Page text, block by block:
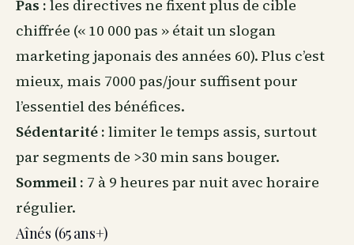
Pas : les directives ne fixent plus de cible
chiffrée (« 10 000 pas » était un slogan
marketing japonais des années 60). Plus c’est
mieux, mais 7000 pas/jour suffisent pour
l’essentiel des bénéfices.
Sédentarité : limiter le temps assis, surtout
par segments de >30 min sans bouger.
Sommeil : 7 à 9 heures par nuit avec horaire
régulier.
Aînés (65 ans+)